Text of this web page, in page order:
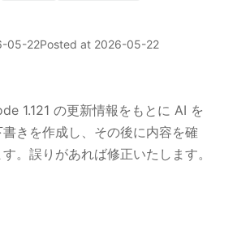
05-22Posted at 2026-05-22
1.121 の更新情報をもとに AI を
きを作成し、その後に内容を確
。誤りがあれば修正いたします。